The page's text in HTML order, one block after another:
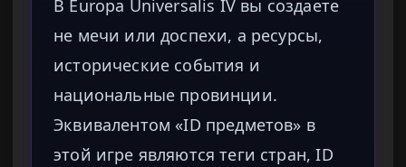
В Europa Universalis IV вы создаете
не мечи или доспехи, а ресурсы,
исторические события и
национальные провинции.
Эквивалентом «ID предметов» в
этой игре являются теги стран, ID